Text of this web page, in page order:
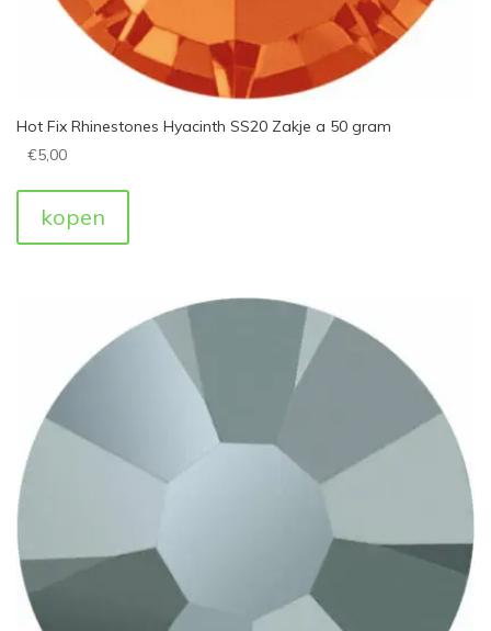
Hot Fix Rhinestones Hyacinth SS20 Zakje a 50 gram
€5,00
kopen